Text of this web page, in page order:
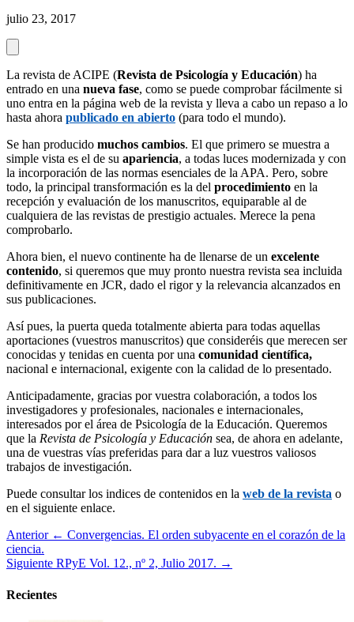
julio 23, 2017
La revista de ACIPE (Revista de Psicología y Educación) ha
entrado en una nueva fase, como se puede comprobar fácilmente si
uno entra en la página web de la revista y lleva a cabo un repaso a lo
hasta ahora publicado en abierto (para todo el mundo).
Se han producido muchos cambios. El que primero se muestra a
simple vista es el de su apariencia, a todas luces modernizada y con
la incorporación de las normas esenciales de la APA. Pero, sobre
todo, la principal transformación es la del procedimiento en la
recepción y evaluación de los manuscritos, equiparable al de
cualquiera de las revistas de prestigio actuales. Merece la pena
comprobarlo.
Ahora bien, el nuevo continente ha de llenarse de un excelente
contenido, si queremos que muy pronto nuestra revista sea incluida
definitivamente en JCR, dado el rigor y la relevancia alcanzados en
sus publicaciones.
Así pues, la puerta queda totalmente abierta para todas aquellas
aportaciones (vuestros manuscritos) que consideréis que merecen ser
conocidas y tenidas en cuenta por una comunidad científica,
nacional e internacional, exigente con la calidad de lo presentado.
Anticipadamente, gracias por vuestra colaboración, a todos los
investigadores y profesionales, nacionales e internacionales,
interesados por el área de Psicología de la Educación. Queremos
que la Revista de Psicología y Educación sea, de ahora en adelante,
una de vuestras vías preferidas para dar a luz vuestros valiosos
trabajos de investigación.
Puede consultar los indices de contenidos en la web de la revista o
en el siguiente enlace.
Anterior ← Convergencias. El orden subyacente en el corazón de la
ciencia.
Siguiente RPyE Vol. 12., nº 2, Julio 2017. →
Recientes